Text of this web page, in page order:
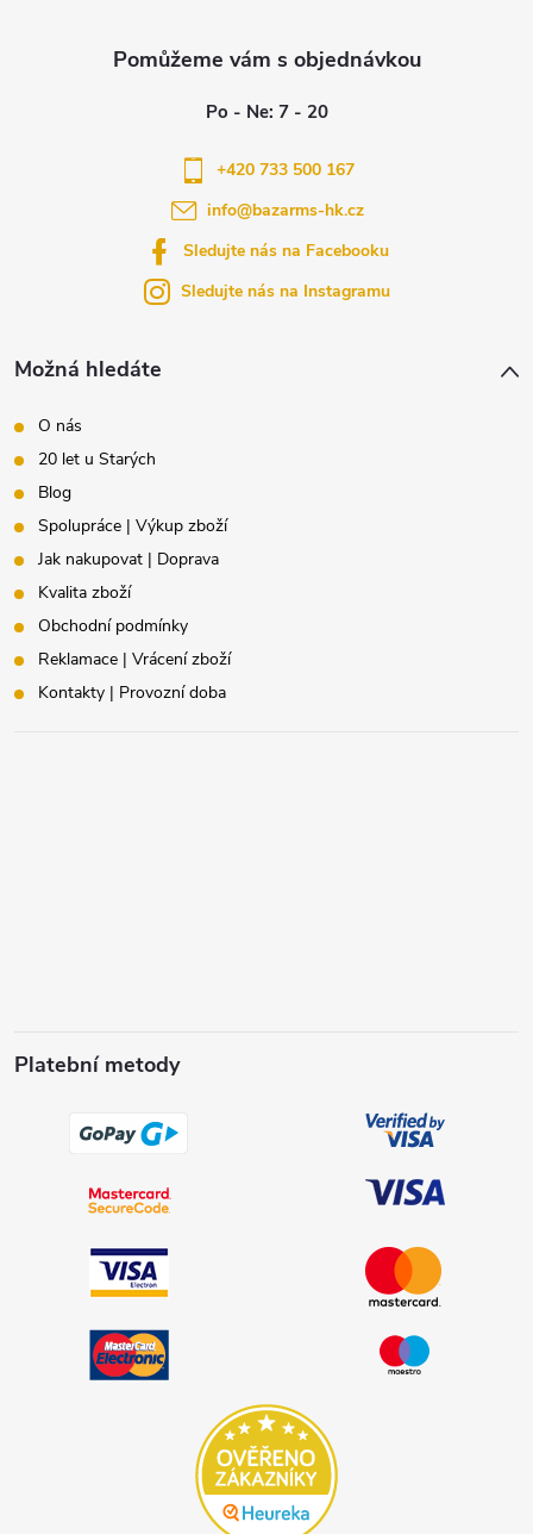
Možná hledáte
O nás
20 let u Starých
Blog
Spolupráce | Výkup zboží
Jak nakupovat | Doprava
Kvalita zboží
Obchodní podmínky
Reklamace | Vrácení zboží
Kontakty | Provozní doba
Platební metody
info@bazarms-hk.cz
+420 733 500 167
Sledujte nás na Facebooku
Sledujte nás na Instagramu